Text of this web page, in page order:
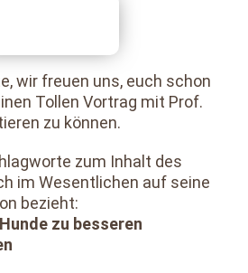
wir freuen uns, euch schon
Tollen Vortrag mit Prof.
zu können.
zum Inhalt des
im Wesentlichen auf seine
bezieht:
zu besseren